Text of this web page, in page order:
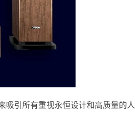
吸引所有重视永恒设计和高质量的人